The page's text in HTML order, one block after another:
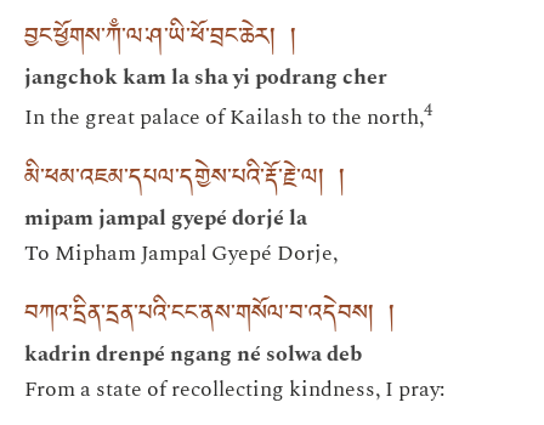
བྱང་ཕྱོགས་ཀྃ་ལ་ཤ་ཡི་ཕོ་བྲང་ཆེར། །
jangchok kam la sha yi podrang cher
In the great palace of Kailash to the north,4
མི་ཕམ་འཇམ་དཔལ་དགྱེས་པའི་རྡོ་རྗེ་ལ། །
mipam jampal gyepé dorjé la
To Mipham Jampal Gyepé Dorje,
བཀའ་དྲིན་དྲན་པའི་ངང་ནས་གསོལ་བ་འདེབས། །
kadrin drenpé ngang né solwa deb
From a state of recollecting kindness, I pray: